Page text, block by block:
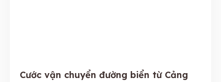
Cước vận chuyển đường biển từ Cảng